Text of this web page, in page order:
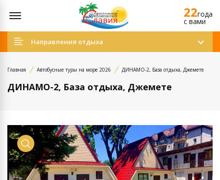
22года
c вами
Направления отдыха
Главная Автобусные туры на море 2026 ДИНАМО-2, База отдыха, Джемете
ДИНАМО-2, База отдыха, Джемете
Просмотр